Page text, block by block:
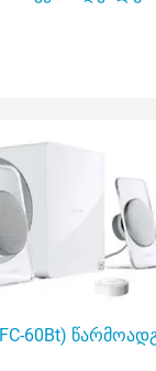
60Bt)